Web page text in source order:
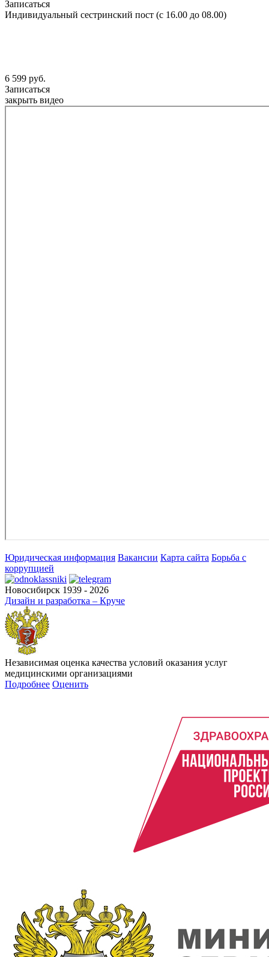
Записаться
Индивидуальный сестринский пост (с 16.00 до 08.00)
6 599 руб.
Записаться
закрыть видео
Юридическая информация Вакансии Карта сайта Борьба с
коррупцией
Новосибирск 1939 - 2026
Дизайн и разработка – Круче
Независимая оценка качества условий оказания услуг
медицинскими организациями
Подробнее Оценить